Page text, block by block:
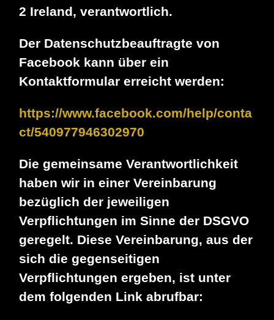
2 Ireland, verantwortlich.
Der Datenschutzbeauftragte von
Facebook kann über ein
Kontaktformular erreicht werden:
https://www.facebook.com/help/conta
ct/540977946302970
Die gemeinsame Verantwortlichkeit
haben wir in einer Vereinbarung
bezüglich der jeweiligen
Verpflichtungen im Sinne der DSGVO
geregelt. Diese Vereinbarung, aus der
sich die gegenseitigen
Verpflichtungen ergeben, ist unter
dem folgenden Link abrufbar: